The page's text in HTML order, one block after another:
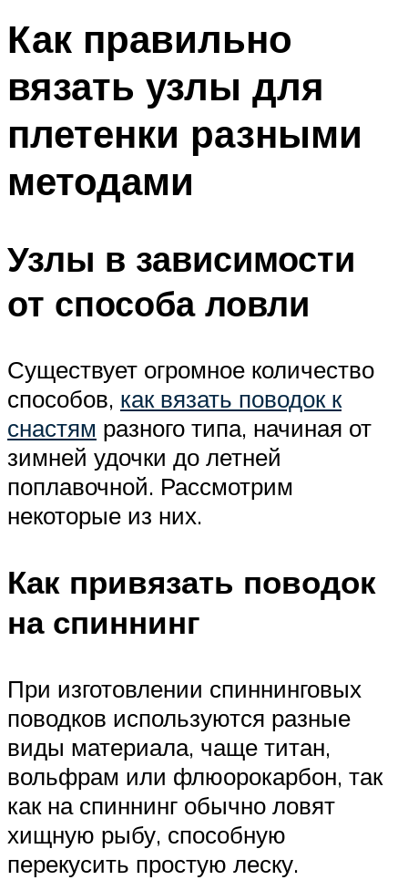
Как правильно
вязать узлы для
плетенки разными
методами
Узлы в зависимости
от способа ловли
Существует огромное количество
способов, как вязать поводок к
снастям разного типа, начиная от
зимней удочки до летней
поплавочной. Рассмотрим
некоторые из них.
Как привязать поводок
на спиннинг
При изготовлении спиннинговых
поводков используются разные
виды материала, чаще титан,
вольфрам или флюорокарбон, так
как на спиннинг обычно ловят
хищную рыбу, способную
перекусить простую леску.